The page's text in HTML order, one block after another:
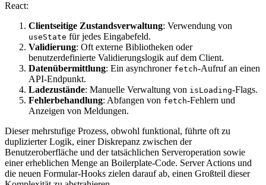
React:
Clientseitige Zustandsverwaltung: Verwendung von
useState für jedes Eingabefeld.
Validierung: Oft externe Bibliotheken oder
benutzerdefinierte Validierungslogik auf dem Client.
Datenübermittlung: Ein asynchroner fetch-Aufruf an einen
API-Endpunkt.
Ladezustände: Manuelle Verwaltung von isLoading-Flags.
Fehlerbehandlung: Abfangen von fetch-Fehlern und
Anzeigen von Meldungen.
Dieser mehrstufige Prozess, obwohl funktional, führte oft zu
duplizierter Logik, einer Diskrepanz zwischen der
Benutzeroberfläche und der tatsächlichen Serveroperation sowie
einer erheblichen Menge an Boilerplate-Code. Server Actions und
die neuen Formular-Hooks zielen darauf ab, einen Großteil dieser